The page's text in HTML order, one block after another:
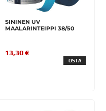
SININEN UV
MAALARINTEIPPI 38/50
13,30 €
OSTA